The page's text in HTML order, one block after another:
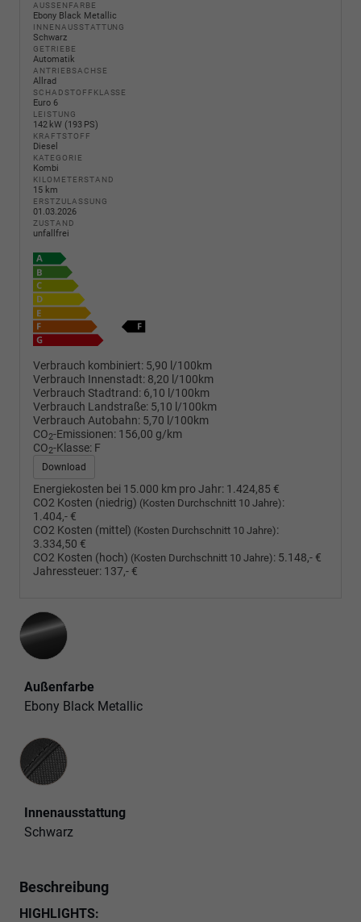
AUSSENFARBE
Ebony Black Metallic
INNENAUSSTATTUNG
Schwarz
GETRIEBE
Automatik
ANTRIEBSACHSE
Allrad
SCHADSTOFFKLASSE
Euro 6
LEISTUNG
142 kW (193 PS)
KRAFTSTOFF
Diesel
KATEGORIE
Kombi
KILOMETERSTAND
15 km
ERSTZULASSUNG
01.03.2026
ZUSTAND
unfallfrei
Verbrauch kombiniert: 5,90 l/100km
Verbrauch Innenstadt: 8,20 l/100km
Verbrauch Stadtrand: 6,10 l/100km
Verbrauch Landstraße: 5,10 l/100km
Verbrauch Autobahn: 5,70 l/100km
CO2-Emissionen: 156,00 g/km
CO2-Klasse: F
Download
Energiekosten bei 15.000 km pro Jahr: 1.424,85 €
CO2 Kosten (niedrig) (Kosten Durchschnitt 10 Jahre):
1.404,- €
CO2 Kosten (mittel) (Kosten Durchschnitt 10 Jahre):
3.334,50 €
CO2 Kosten (hoch) (Kosten Durchschnitt 10 Jahre): 5.148,- €
Jahressteuer: 137,- €
Außenfarbe
Ebony Black Metallic
Innenausstattung
Innenausstattung
Schwarz
Beschreibung
HIGHLIGHTS: